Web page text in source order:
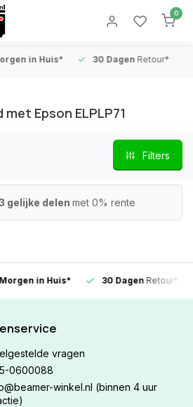
0
in Huis* 30 DagenRetour*
Epson ELPLP71
Filters
gelijke delen met 0% rente
in Huis* 30 DagenRetour*
vragen
0600088
winkel.nl (binnen 4 uur